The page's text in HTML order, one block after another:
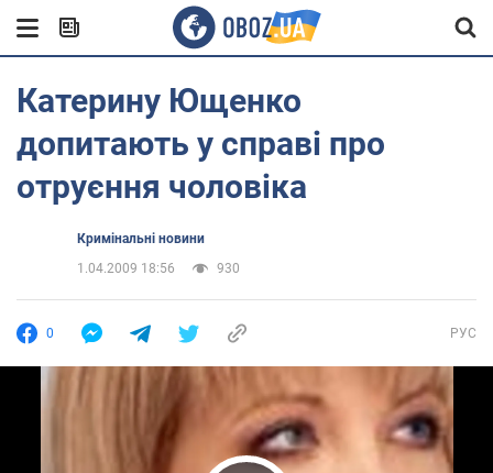
Катерину Ющенко
допитають у справі про
отруєння чоловіка
Кримінальні новини
1.04.2009 18:56
930
0 РУС